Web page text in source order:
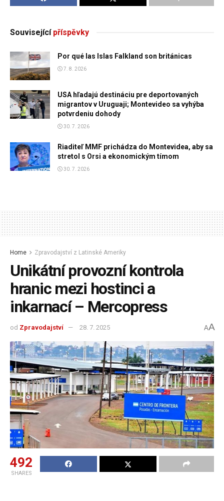
Souvisejícípříspěvky
Por qué las Islas Falkland son británicas
7. 8. 2026
USA hľadajú destináciu pre deportovaných
migrantov v Uruguaji; Montevideo sa vyhýba
potvrdeniu dohody
30. 7. 2026
Riaditeľ MMF prichádza do Montevidea, aby sa
stretol s Orsi a ekonomickým tímom
30. 7. 2026
Home Zpravodajství z Latinské Ameriky
Unikátní provozní kontrola
hranic mezi hostinci a
inkarnací – Mercopress
od Zpravodajství 28. 7. 2025 AA
492
SHARES